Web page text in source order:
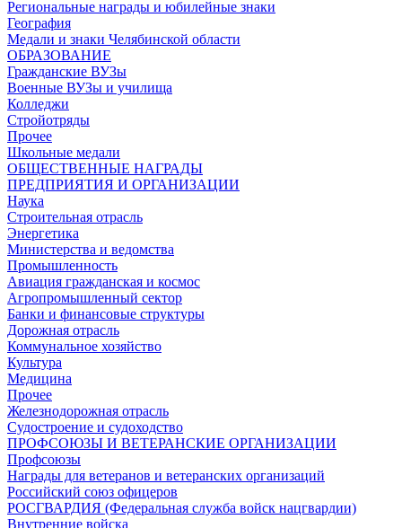
Региональные награды и юбилейные знаки
География
Медали и знаки Челябинской области
ОБРАЗОВАНИЕ
Гражданские ВУЗы
Военные ВУЗы и училища
Колледжи
Стройотряды
Прочее
Школьные медали
ОБЩЕСТВЕННЫЕ НАГРАДЫ
ПРЕДПРИЯТИЯ И ОРГАНИЗАЦИИ
Наука
Строительная отрасль
Энергетика
Министерства и ведомства
Промышленность
Авиация гражданская и космос
Агропромышленный сектор
Банки и финансовые структуры
Дорожная отрасль
Коммунальное хозяйство
Культура
Медицина
Прочее
Железнодорожная отрасль
Судостроение и судоходство
ПРОФСОЮЗЫ И ВЕТЕРАНСКИЕ ОРГАНИЗАЦИИ
Профсоюзы
Награды для ветеранов и ветеранских организаций
Российский союз офицеров
РОСГВАРДИЯ (Федеральная служба войск нацгвардии)
Внутренние войска